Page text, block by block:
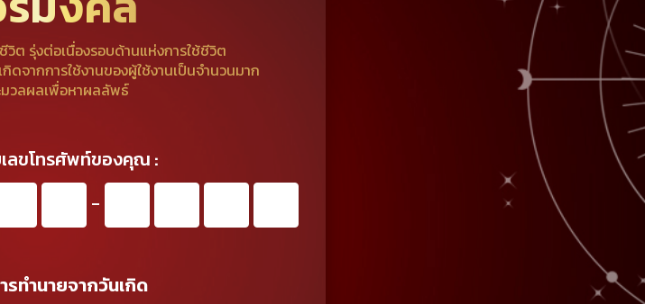
วิต รุ่งต่อเนื่องรอบด้านแห่งการใช้ชีวิต
ดจากการใช้งานของผู้ใช้งานเป็นจำนวนมาก
มวลผลเพื่อหาผลลัพธ์
ลขโทรศัพท์ของคุณ :
-
รทำนายจากวันเกิด